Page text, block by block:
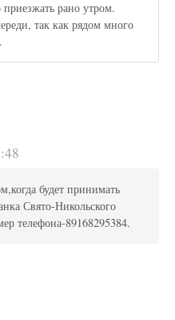
рано утром.
так как рядом много
будет принимать
Свято-Никольского
телефона-89168295384.